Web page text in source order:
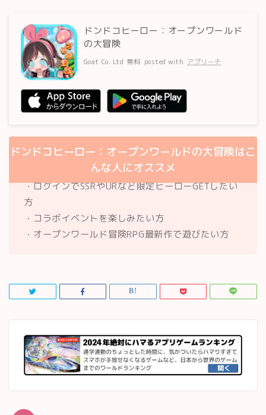
ドンドコヒーロー：オープンワールド
の大冒険
Goat Co. Ltd 無料 posted with アプリーチ
ドンドコヒーロー：オープンワールドの大冒険はこ
んな人にオススメ
・ログインでSSRやURなど限定ヒーローGETしたい
方
・コラボイベントを楽しみたい方
・オープンワールド冒険RPG最新作で遊びたい方